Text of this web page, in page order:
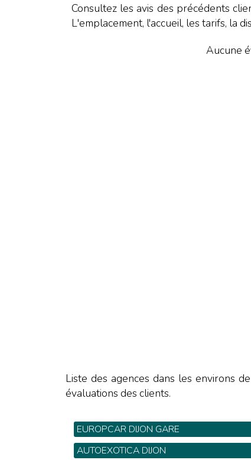
Consultez les avis des précédents
L'emplacement, l'accueil, les tarifs, la
Aucune
Liste des agences dans les environs
évaluations des clients.
EUROPCAR DIJON GARE
Cour de la gare - Tel: 03 80 45 90 60
AUTOEXOTICA DIJON